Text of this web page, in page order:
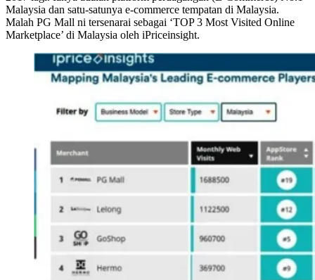
Malaysia dan satu-satunya e-commerce tempatan di Malaysia.
Malah PG Mall ni tersenarai sebagai ‘TOP 3 Most Visited Online
Marketplace’ di Malaysia oleh iPriceinsight.